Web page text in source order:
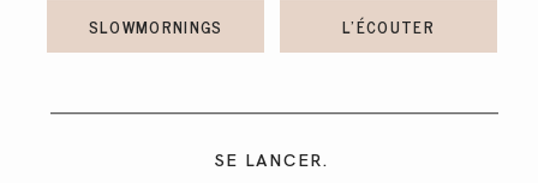
SE LANCER.
SLOWMORNINGS L'ÉCOUTER